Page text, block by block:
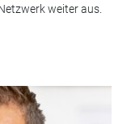
weiter aus.